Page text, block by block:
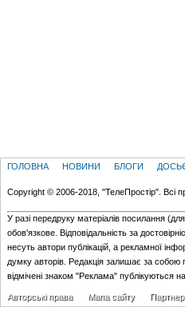
ГОЛОВНА НОВИНИ БЛОГИ
Copyright © 2006-2018, "ТелеПростір". Всі
У разі передруку матеріалів посилання
обов'язкове. Відповідальність за
несуть автори публікацій, а рекламної
думку авторів. Редакція залишає за
відмічені знаком "Реклама" публікуються
Авторські права Мапа сайту